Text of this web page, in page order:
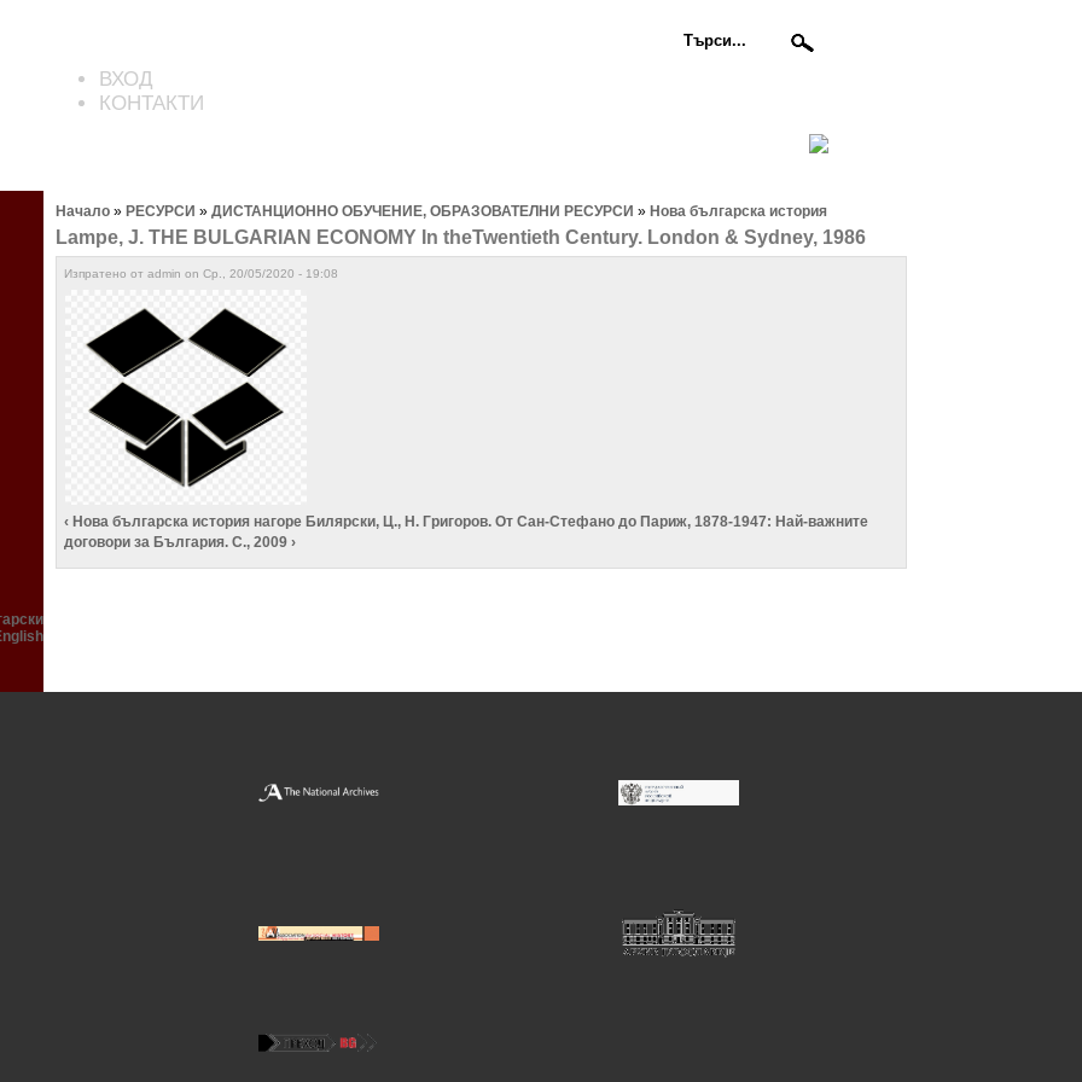
ВХОД
КОНТАКТИ
Начало » РЕСУРСИ »ДИСТАНЦИОННО ОБУЧЕНИЕ, ОБРАЗОВАТЕЛНИ РЕСУРСИ » Нова българска история
Lampe, J. THE BULGARIAN ECONOMY In theTwentieth Century. London & Sydney, 1986
Изпратено от admin on Ср., 20/05/2020 - 19:08
‹ Нова българска история нагоре Билярски, Ц., Н. Григоров. От Сан-Стефано до Париж, 1878-1947: Най-важните
договори за България. С., 2009 ›